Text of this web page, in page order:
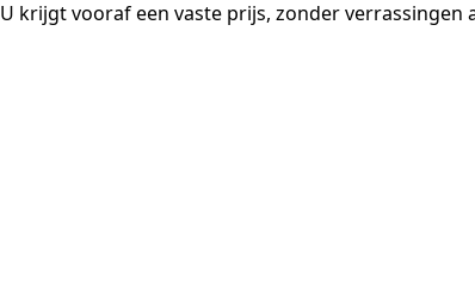
krijgt vooraf een vaste prijs, zonder verrassingen